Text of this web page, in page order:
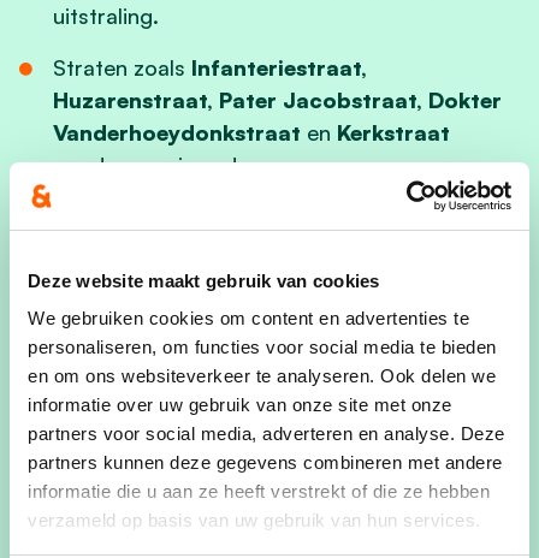
Deze website maakt gebruik van cookies
We gebruiken cookies om content en advertenties te
personaliseren, om functies voor social media te bieden
en om ons websiteverkeer te analyseren. Ook delen we
informatie over uw gebruik van onze site met onze
partners voor social media, adverteren en analyse. Deze
partners kunnen deze gegevens combineren met andere
informatie die u aan ze heeft verstrekt of die ze hebben
verzameld op basis van uw gebruik van hun services.
uitstraling.
Straten zoals Infanteriestraat,
Huzarenstraat, Pater Jacobstraat, Dokter
Vanderhoeydonkstraat en Kerkstraat
worden vernieuwd.
Rekhovenstraat – Dellestraat
merkbaar te verbeteren.
Binnen het masterplanThiewinkelkrijgt ook
de omgeving rond de
Sint-Jansstraat een
hedendaagse herinrichting.
Mobiliteit: veilig, vlot en
fietsgericht